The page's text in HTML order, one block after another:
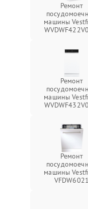
Ремонт
машины
Ремонт
машины
Ремонт
машины
VFDW6021